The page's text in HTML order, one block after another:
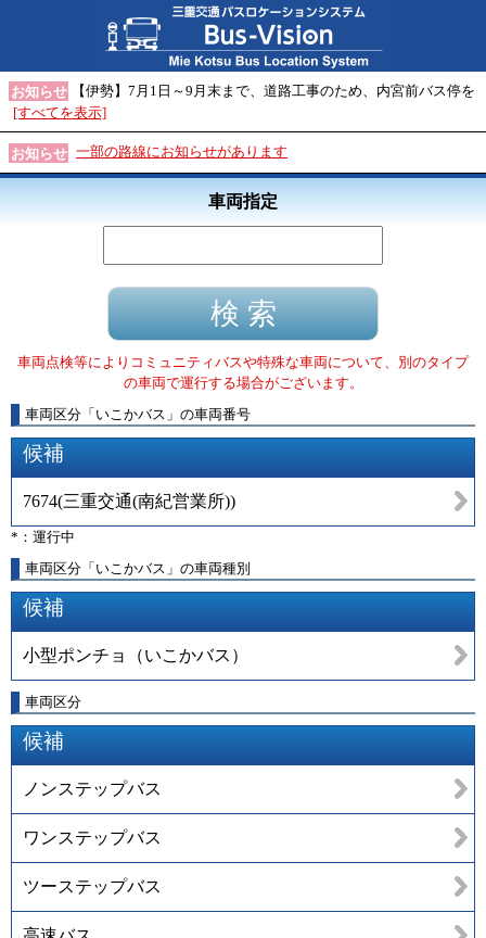
お知らせ
【伊勢】7月1日～9月末まで、道路工事のため、内宮前バス停を
[すべてを表示]
お知らせ 一部の路線にお知らせがあります
車両指定
車両点検等によりコミュニティバスや特殊な車両について、別のタイプ
の車両で運行する場合がございます。
車両区分 「 いこかバス 」 の車両番号
候補
7674(三重交通(南紀営業所))
*：運行中
車両区分「いこかバス」の車両種別
候補
小型ポンチョ（いこかバス）
車両区分
候補
ノンステップバス
ワンステップバス
ツーステップバス